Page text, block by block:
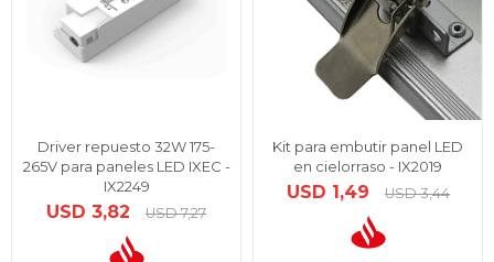
Driver repuesto 32W 175-
265V para paneles LED IXEC -
IX2249
USD 3,82 USD 7,27
Kit para embutir panel LED
en cielorraso - IX2019
USD 1,49 USD 3,44